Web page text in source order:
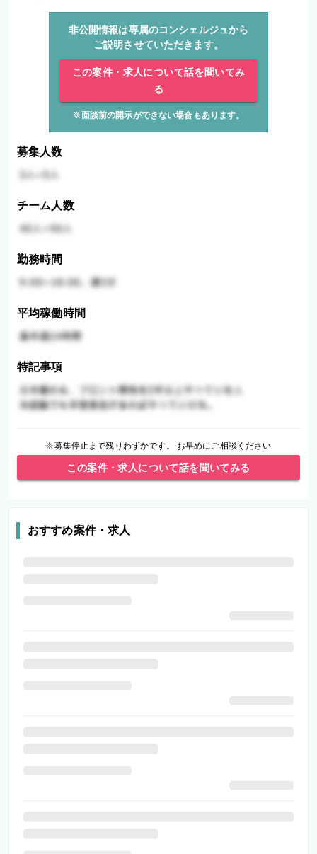
非公開情報は専属のコンシェルジュから
ご説明させていただきます。
この案件・求人について話を聞いてみ
る
※面談前の開示ができない場合もあります。
募集人数
チーム人数
勤務時間
平均稼働時間
特記事項
※募集停止まで残りわずかです。 お早めにご相談ください
この案件・求人について話を聞いてみる
おすすめ案件・求人